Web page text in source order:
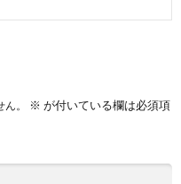
。 ※ が付いている欄は必須項